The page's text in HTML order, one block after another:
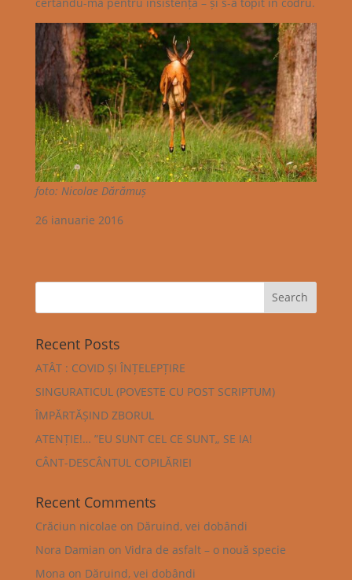
foto: Nicolae Dărămuș
26 ianuarie 2016
Recent Posts
ATÂT : COVID ȘI ÎNȚELEPȚIRE
SINGURATICUL (POVESTE CU POST SCRIPTUM)
ÎMPĂRTĂȘIND ZBORUL
ATENȚIE!… ”EU SUNT CEL CE SUNT„ SE IA!
CÂNT-DESCÂNTUL COPILĂRIEI
Recent Comments
Crăciun nicolae on Dăruind, vei dobândi
Nora Damian on Vidra de asfalt – o nouă specie
Mona on Dăruind, vei dobândi